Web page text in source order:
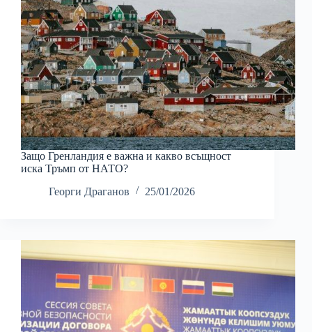
Защо Гренландия е важна и какво всъщност
иска Тръмп от НАТО?
Георги Драганов
25/01/2026